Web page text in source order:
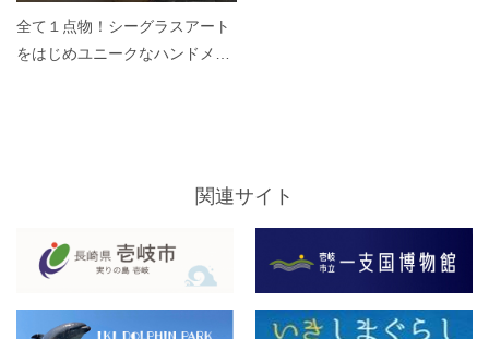
全て１点物！シーグラスアート
をはじめユニークなハンドメイ
関連サイト